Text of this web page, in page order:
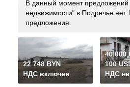
В данный момент
недвижимости" в Подречье
предложения.
22 748 BYN
НДС включен
40 000
100
НДС